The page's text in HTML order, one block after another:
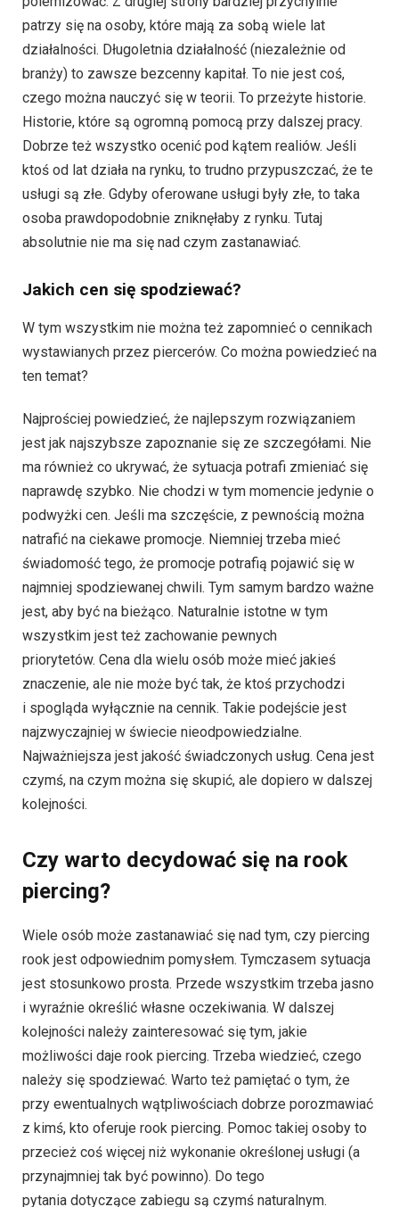
patrzy się na osoby, które mają za sobą wiele lat
działalności. Długoletnia działalność (niezależnie od
branży) to zawsze bezcenny kapitał. To nie jest coś,
czego można nauczyć się w teorii. To przeżyte historie.
Historie, które są ogromną pomocą przy dalszej pracy.
Dobrze też wszystko ocenić pod kątem realiów. Jeśli
ktoś od lat działa na rynku, to trudno przypuszczać, że te
usługi są złe. Gdyby oferowane usługi były złe, to taka
osoba prawdopodobnie zniknęłaby z rynku. Tutaj
absolutnie nie ma się nad czym zastanawiać.
Jakich cen się spodziewać?
W tym wszystkim nie można też zapomnieć o cennikach
wystawianych przez piercerów. Co można powiedzieć na
ten temat?
Najprościej powiedzieć, że najlepszym rozwiązaniem
jest jak najszybsze zapoznanie się ze szczegółami. Nie
ma również co ukrywać, że sytuacja potrafi zmieniać się
naprawdę szybko. Nie chodzi w tym momencie jedynie o
podwyżki cen. Jeśli ma szczęście, z pewnością można
natrafić na ciekawe promocje. Niemniej trzeba mieć
świadomość tego, że promocje potrafią pojawić się w
najmniej spodziewanej chwili. Tym samym bardzo ważne
jest, aby być na bieżąco. Naturalnie istotne w tym
wszystkim jest też zachowanie pewnych
priorytetów. Cena dla wielu osób może mieć jakieś
znaczenie, ale nie może być tak, że ktoś przychodzi
i spogląda wyłącznie na cennik. Takie podejście jest
najzwyczajniej w świecie nieodpowiedzialne.
Najważniejsza jest jakość świadczonych usług. Cena jest
czymś, na czym można się skupić, ale dopiero w dalszej
kolejności.
Czy warto decydować się na rook
piercing?
Wiele osób może zastanawiać się nad tym, czy piercing
rook jest odpowiednim pomysłem. Tymczasem sytuacja
jest stosunkowo prosta. Przede wszystkim trzeba jasno
i wyraźnie określić własne oczekiwania. W dalszej
kolejności należy zainteresować się tym, jakie
możliwości daje rook piercing. Trzeba wiedzieć, czego
należy się spodziewać. Warto też pamiętać o tym, że
przy ewentualnych wątpliwościach dobrze porozmawiać
z kimś, kto oferuje rook piercing. Pomoc takiej osoby to
przecież coś więcej niż wykonanie określonej usługi (a
przynajmniej tak być powinno). Do tego
pytania dotyczące zabiegu są czymś naturalnym.